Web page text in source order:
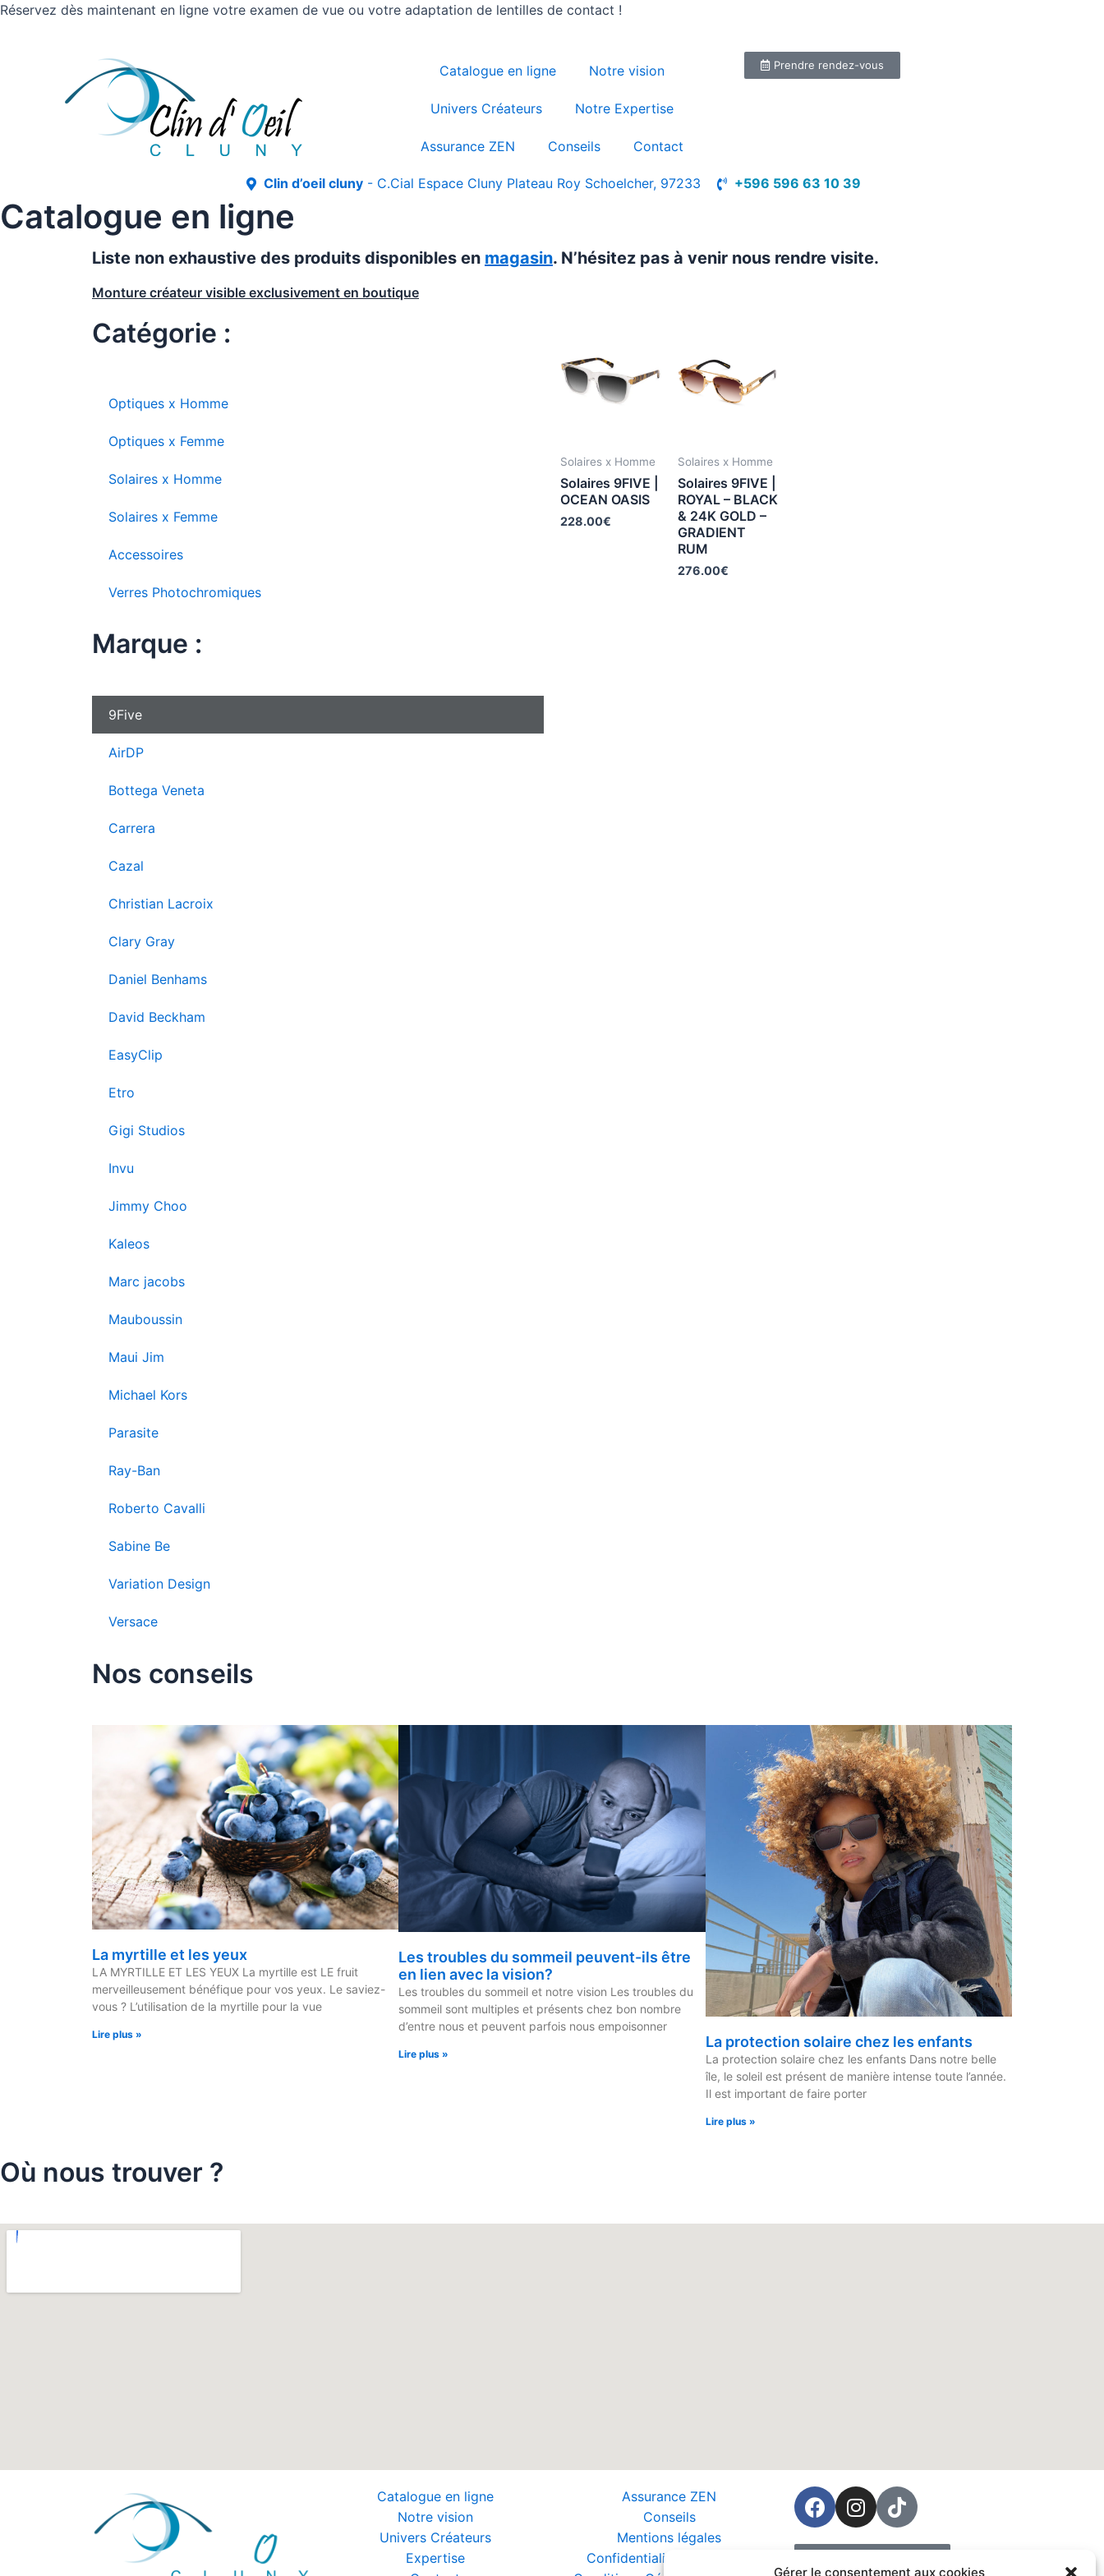
Gérer le consentement aux cookies
Réservez dès maintenant en ligne votre examen de vue ou votre adaptation de lentilles de contact !
Catalogue en ligne Notre vision
Univers Créateurs Notre Expertise
Assurance ZEN Conseils Contact
Prendre rendez-vous
Clin d’oeil cluny - C.Cial Espace Cluny Plateau Roy Schoelcher, 97233 +596 596 63 10 39
Catalogue en ligne
Liste non exhaustive des produits disponibles en magasin. N’hésitez pas à venir nous rendre visite.
Monture créateur visible exclusivement en boutique
Catégorie :
Optiques x Homme
Optiques x Femme
Solaires x Homme
Solaires x Femme
Accessoires
Verres Photochromiques
Marque :
9Five
AirDP
Bottega Veneta
Carrera
Cazal
Christian Lacroix
Clary Gray
Daniel Benhams
David Beckham
EasyClip
Etro
Gigi Studios
Invu
Jimmy Choo
Kaleos
Marc jacobs
Mauboussin
Maui Jim
Michael Kors
Parasite
Ray-Ban
Roberto Cavalli
Sabine Be
Variation Design
Versace
Solaires x Homme
Solaires 9FIVE |
OCEAN OASIS
228.00€
Solaires x Homme
Solaires 9FIVE |
ROYAL – BLACK
& 24K GOLD –
GRADIENT
RUM
276.00€
Nos conseils
La myrtille et les yeux
LA MYRTILLE ET LES YEUX La myrtille est LE fruit
merveilleusement bénéfique pour vos yeux. Le saviez-
vous ? L’utilisation de la myrtille pour la vue
Lire plus »
Les troubles du sommeil peuvent-ils être
en lien avec la vision?
Les troubles du sommeil et notre vision Les troubles du
sommeil sont multiples et présents chez bon nombre
d’entre nous et peuvent parfois nous empoisonner
Lire plus »
La protection solaire chez les enfants
La protection solaire chez les enfants Dans notre belle
île, le soleil est présent de manière intense toute l’année.
Il est important de faire porter
Lire plus »
Où nous trouver ?
Catalogue en ligne
Notre vision
Univers Créateurs
Expertise
Assurance ZEN
Conseils
Mentions légales
Confidentialité et Données